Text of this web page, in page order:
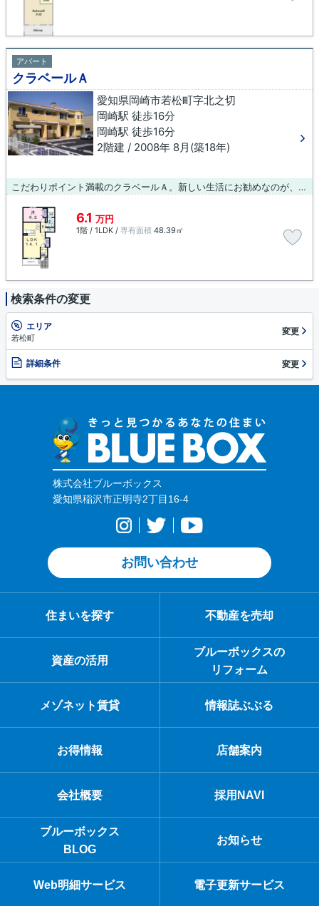
アパート
クラベールＡ
愛知県岡崎市若松町字北之切
岡崎駅 徒歩16分
岡崎駅 徒歩16分
2階建 / 2008年 8月(築18年)
こだわりポイント満載のクラベールＡ。新しい生活にお勧めなのが、こちらのアパートです。岡崎近くの物件を探すなら、ブルーボックス 岡崎支店までご連絡ください。より詳細な情報をご提供いたしますので、住まい選びの参考にしてはいかがでしょう。
6.1 万円
1階 / 1LDK / 専有面積 48.39㎡
検索条件の変更
エリア
若松町
変更
詳細条件 変更
株式会社ブルーボックス
愛知県稲沢市正明寺2丁目16-4
お問い合わせ
住まいを探す 不動産を売却
資産の活用
ブルーボックスの
リフォーム
メゾネット賃貸 情報誌ぶぶる
お得情報 店舗案内
会社概要 採用NAVI
ブルーボックス
BLOG
お知らせ
Web明細サービス 電子更新サービス